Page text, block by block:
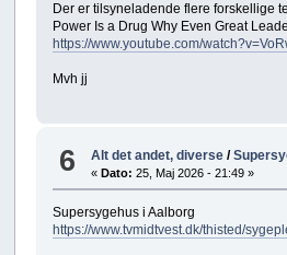
Der er tilsyneladende flere forskellige
Power Is a Drug Why Even Great
https://www.youtube.com/
Mvh jj
6 Alt det andet, diverse/
« Dato: 25, Maj 2026 - 21:49 »
Supersygehus i Aalborg
https://www.tvmidtvest.dk/thisted/